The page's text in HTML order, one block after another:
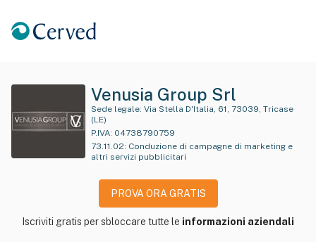
Venusia Group Srl
Sede legale:
(LE)
P.IVA: 04738790759
73.11.02: Conduzione di campagne di marketing e
altri servizi pubblicitari
PROVA ORA GRATIS
Iscriviti gratis per sbloccare tutte le informazioni aziendali